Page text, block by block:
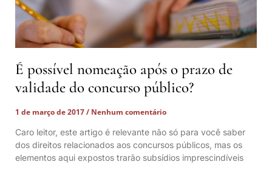
É possível nomeação após o prazo de
validade do concurso público?
1 de março de 2017
Nenhum comentário
Caro leitor, este artigo é relevante não só para você saber
dos direitos relacionados aos concursos públicos, mas os
elementos aqui expostos trarão subsídios imprescindíveis